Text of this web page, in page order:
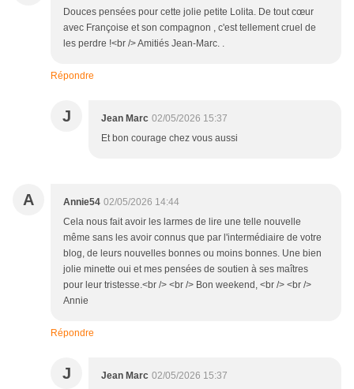
Douces pensées pour cette jolie petite Lolita. De tout cœur
avec Françoise et son compagnon , c'est tellement cruel de
les perdre !<br /> Amitiés Jean-Marc. .
Répondre
J Jean Marc 02/05/2026 15:37
Et bon courage chez vous aussi
A Annie54 02/05/2026 14:44
Cela nous fait avoir les larmes de lire une telle nouvelle
même sans les avoir connus que par l'intermédiaire de votre
blog, de leurs nouvelles bonnes ou moins bonnes. Une bien
jolie minette oui et mes pensées de soutien à ses maîtres
pour leur tristesse.<br /> <br /> Bon weekend, <br /> <br />
Annie
Répondre
J Jean Marc 02/05/2026 15:37